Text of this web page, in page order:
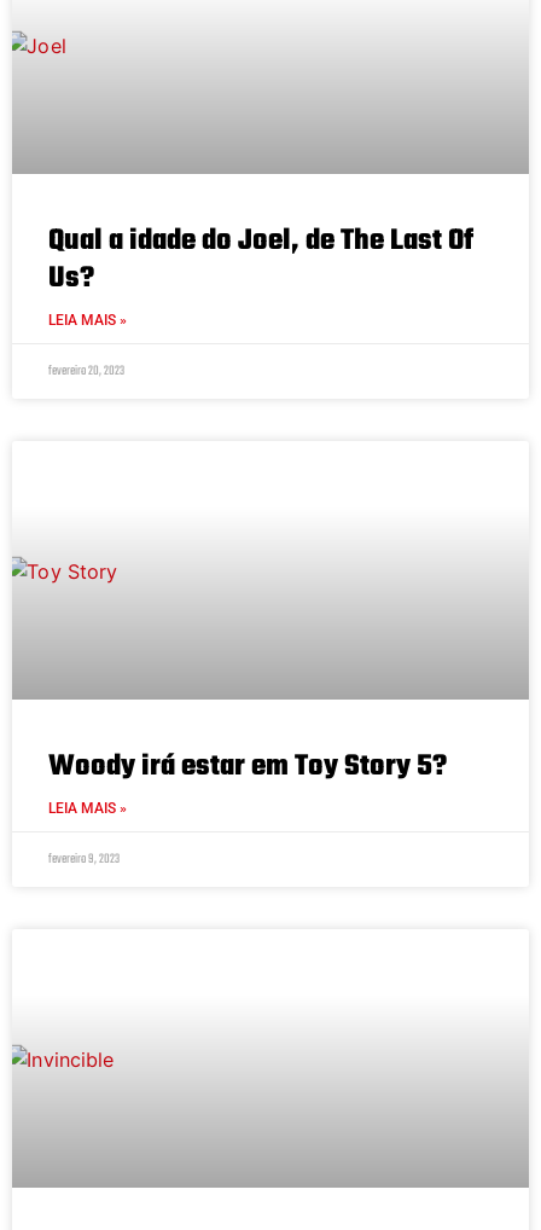
Qual a idade do Joel, de The Last Of
Us?
LEIA MAIS »
fevereiro 20, 2023
Woody irá estar em Toy Story 5?
LEIA MAIS »
fevereiro 9, 2023